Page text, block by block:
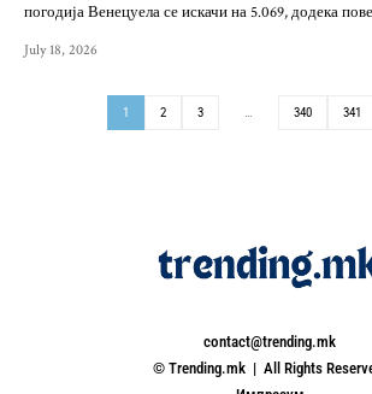
погодија Венецуела се искачи на 5.069, додека
July 18, 2026
1 2 3 … 340 341
contact@trending.mk
© Trending.mk | All Rights